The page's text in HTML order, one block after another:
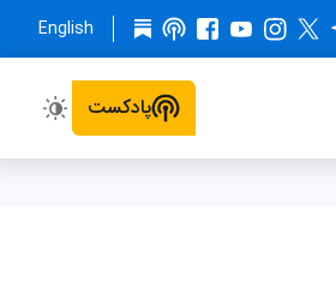
English
پادکست